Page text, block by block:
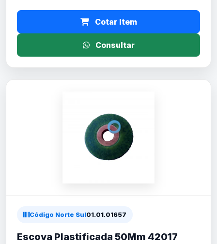
Cotar Item
Consultar
Código Norte Sul01.01.01657
Escova Plastificada 50Mm 42017